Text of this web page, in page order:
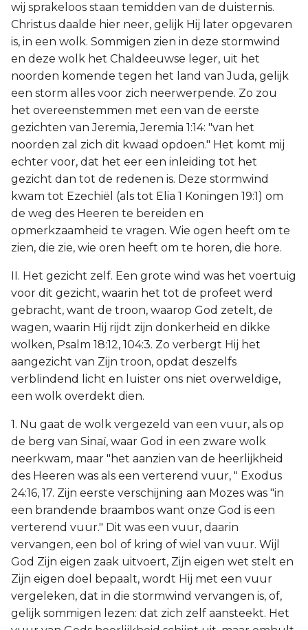
wij sprakeloos staan temidden van de duisternis.
Christus daalde hier neer, gelijk Hij later opgevaren
is, in een wolk. Sommigen zien in deze stormwind
en deze wolk het Chaldeeuwse leger, uit het
noorden komende tegen het land van Juda, gelijk
een storm alles voor zich neerwerpende. Zo zou
het overeenstemmen met een van de eerste
gezichten van Jeremia, Jeremia 1:14: "van het
noorden zal zich dit kwaad opdoen." Het komt mij
echter voor, dat het eer een inleiding tot het
gezicht dan tot de redenen is. Deze stormwind
kwam tot Ezechiël (als tot Elia 1 Koningen 19:1) om
de weg des Heeren te bereiden en
opmerkzaamheid te vragen. Wie ogen heeft om te
zien, die zie, wie oren heeft om te horen, die hore.
II. Het gezicht zelf. Een grote wind was het voertuig
voor dit gezicht, waarin het tot de profeet werd
gebracht, want de troon, waarop God zetelt, de
wagen, waarin Hij rijdt zijn donkerheid en dikke
wolken, Psalm 18:12, 104:3. Zo verbergt Hij het
aangezicht van Zijn troon, opdat deszelfs
verblindend licht en luister ons niet overweldige,
een wolk overdekt dien.
1. Nu gaat de wolk vergezeld van een vuur, als op
de berg van Sinaï, waar God in een zware wolk
neerkwam, maar "het aanzien van de heerlijkheid
des Heeren was als een verterend vuur, " Exodus
24:16, 17. Zijn eerste verschijning aan Mozes was "in
een brandende braambos want onze God is een
verterend vuur." Dit was een vuur, daarin
vervangen, een bol of kring of wiel van vuur. Wijl
God Zijn eigen zaak uitvoert, Zijn eigen wet stelt en
Zijn eigen doel bepaalt, wordt Hij met een vuur
vergeleken, dat in die stormwind vervangen is, of,
gelijk sommigen lezen: dat zich zelf aansteekt. Het